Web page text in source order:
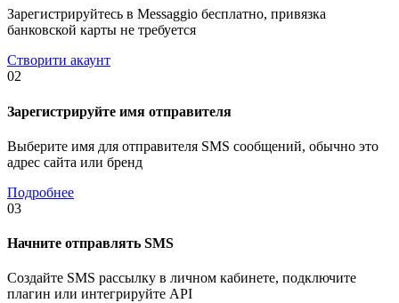
Зарегистрируйтесь в Messaggio бесплатно, привязка
банковской карты не требуется
Створити акаунт
02
Зарегистрируйте имя отправителя
Выберите имя для отправителя SMS сообщений, обычно это
адрес сайта или бренд
Подробнее
03
Начните отправлять SMS
Создайте SMS рассылку в личном кабинете, подключите
плагин или интегрируйте API